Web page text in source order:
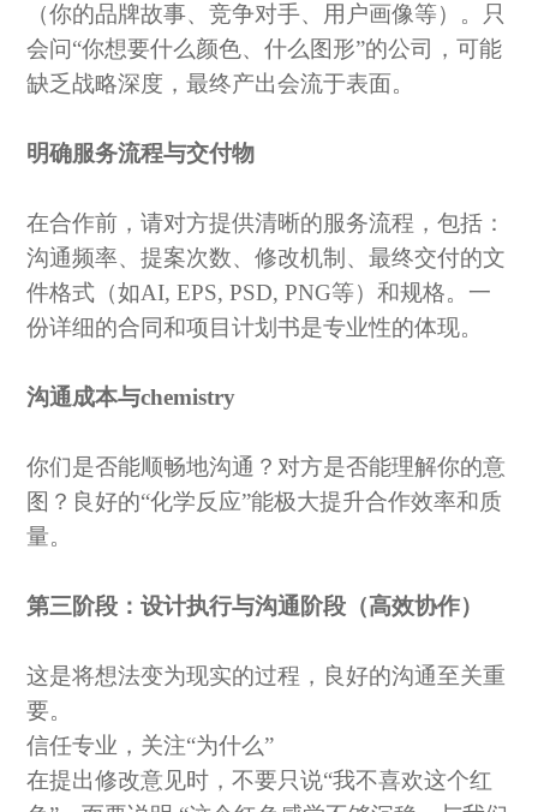
（你的品牌故事、竞争对手、用户画像等）。只
会问“你想要什么颜色、什么图形”的公司，可能
缺乏战略深度，最终产出会流于表面。
明确服务流程与交付物
在合作前，请对方提供清晰的服务流程，包括：
沟通频率、提案次数、修改机制、最终交付的文
件格式（如AI, EPS, PSD, PNG等）和规格。一
份详细的合同和项目计划书是专业性的体现。
沟通成本与chemistry
你们是否能顺畅地沟通？对方是否能理解你的意
图？良好的“化学反应”能极大提升合作效率和质
量。
第三阶段：设计执行与沟通阶段（高效协作）
这是将想法变为现实的过程，良好的沟通至关重
要。
信任专业，关注“为什么”
在提出修改意见时，不要只说“我不喜欢这个红